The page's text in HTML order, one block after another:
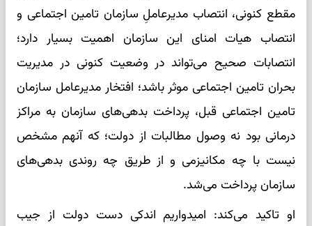
مقطع کنونی، انتصاب مدیرعاملِ سازمان تامین اجتماعی و
انتصاب هیات امنای این سازمان اهمیت بسیار دارد؛
انتصابات صحیح می‌تواند در وضعیت کنونی در مدیریت
بحران تامین اجتماعی موثر باشد؛ افتخار مدیرعامل سازمان
تامین اجتماعی قبل، پرداخت بدهی‌های سازمان به مراکز
درمانی بود نه وصول مطالبات از دولت؛ که آنهم مشخص
نیست با چه مکانیزمی و از طریق چه روندی بدهی‌های
سازمان پرداخت می‌شد.
او تاکید می‌کند: امیدواریم اندکی دست دولت از جیب